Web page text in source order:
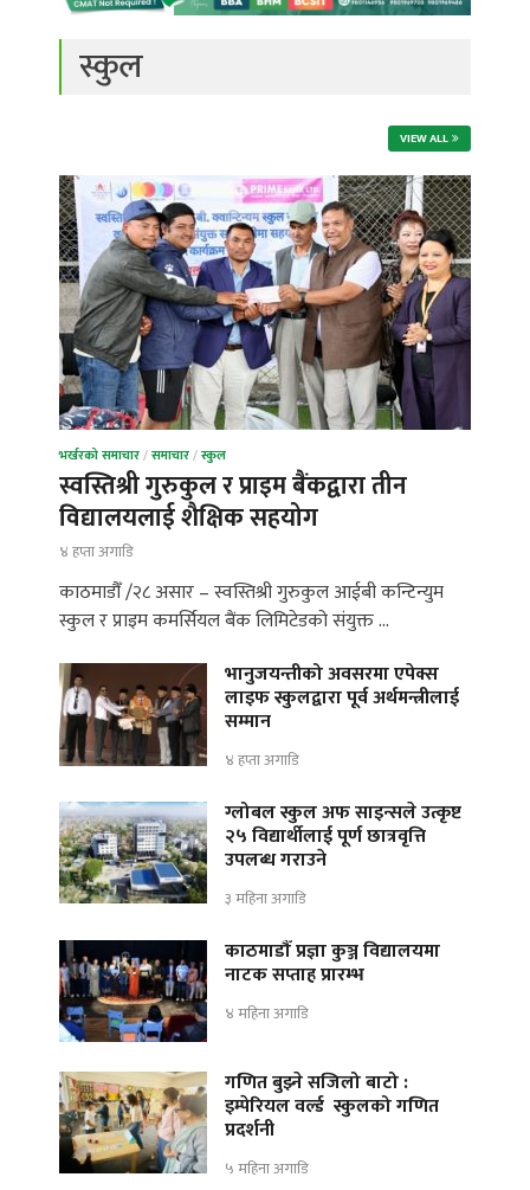
स्कुल
VIEW ALL
भर्खरको समाचार/समाचार/स्कुल
स्वस्तिश्री गुरुकुल र प्राइम बैंकद्वारा तीन
विद्यालयलाई शैक्षिक सहयोग
४ हप्ता अगाडि
काठमाडौँ /२८ असार – स्वस्तिश्री गुरुकुल आईबी कन्टिन्युम
स्कुल र प्राइम कमर्सियल बैंक लिमिटेडको संयुक्त …
भानुजयन्तीको अवसरमा एपेक्स
लाइफ स्कुलद्वारा पूर्व अर्थमन्त्रीलाई
सम्मान
४ हप्ता अगाडि
ग्लोबल स्कुल अफ साइन्सले उत्कृष्ट
२५ विद्यार्थीलाई पूर्ण छात्रवृत्ति
उपलब्ध गराउने
३ महिना अगाडि
काठमाडौँ प्रज्ञा कुञ्ज विद्यालयमा
नाटक सप्ताह प्रारम्भ
४ महिना अगाडि
गणित बुझ्ने सजिलो बाटो :
इम्पेरियल वर्ल्ड स्कुलको गणित
प्रदर्शनी
५ महिना अगाडि